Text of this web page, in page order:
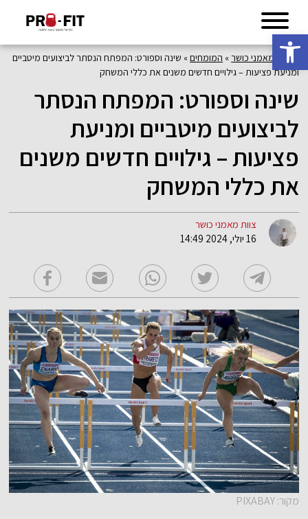
פתח סרגל נגישות
פורטל מאמני כושר » המומחים» שינה וספורט: המפתח הנסתר לביצועים מיטביים
ומניעת פציעות – גילויים חדשים משנים את כללי המשחק
שינה וספורט: המפתח הנסתר
לביצועים מיטביים ומניעת
פציעות – גילויים חדשים משנים
את כללי המשחק
צוות מאמני כושר
16 יולי, 2024 14:49
מקור: PIXABAY